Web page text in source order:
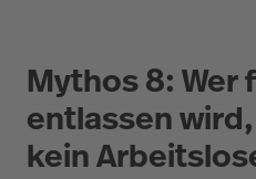
Mythos 8: Wer
entlassen
kein